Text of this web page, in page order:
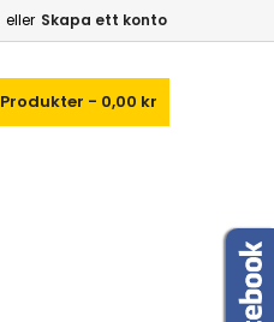
eller Skapa ett konto
Produkter - 0,00 kr